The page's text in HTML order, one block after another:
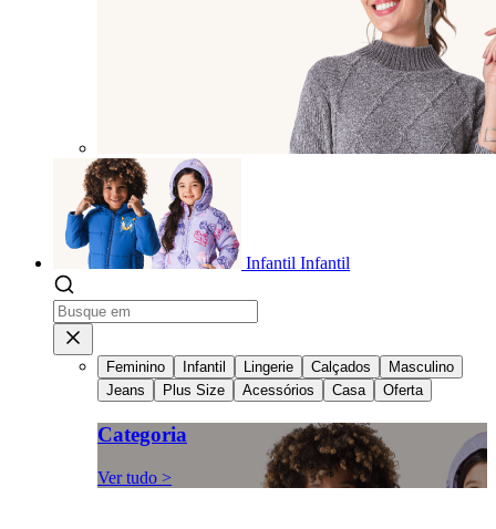
Infantil Infantil
Feminino Infantil Lingerie Calçados
Masculino
Jeans
Plus Size Acessórios Casa Oferta
Categoria
Ver tudo >